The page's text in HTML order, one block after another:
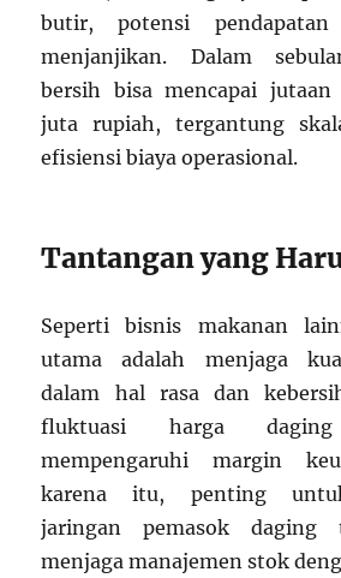
butir, potensi
menjanjikan. Dalam
bersih bisa mencapai jutaan
juta rupiah, tergantung
efisiensi biaya operasional.
Tantangan yang
Seperti bisnis makanan
utama adalah menjaga
dalam hal rasa dan
fluktuasi harga
mempengaruhi margin
karena itu, penting
jaringan pemasok daging
menjaga manajemen stok